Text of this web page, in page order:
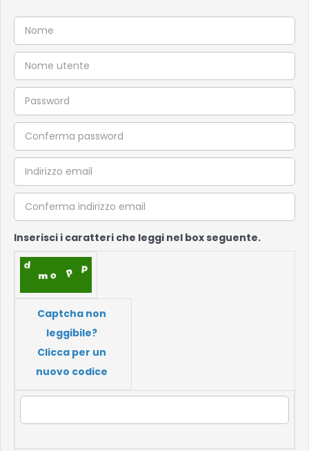
Inserisci i caratteri che leggi nel box seguente.
Captcha non
leggibile?
Clicca per un
nuovo codice